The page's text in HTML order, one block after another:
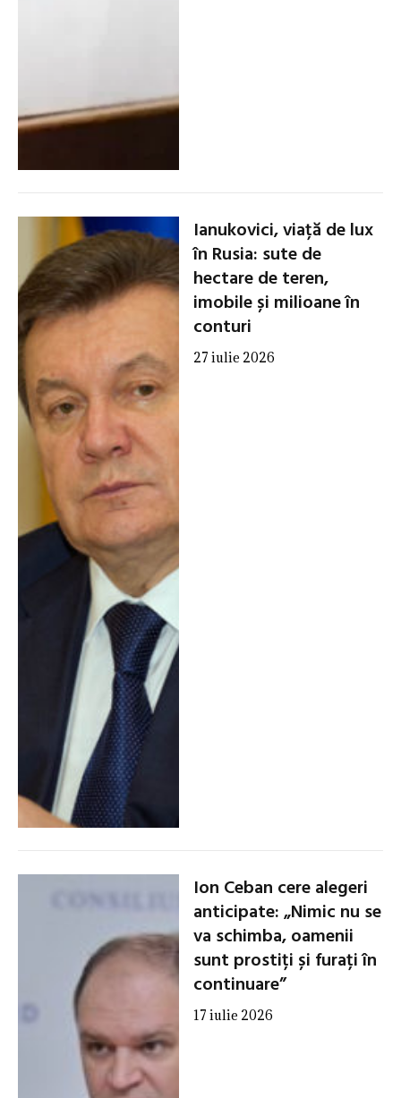
Ianukovici, viață de lux
în Rusia: sute de
hectare de teren,
imobile și milioane în
conturi
27 iulie 2026
Ion Ceban cere alegeri
anticipate: „Nimic nu se
va schimba, oamenii
sunt prostiți și furați în
continuare”
17 iulie 2026